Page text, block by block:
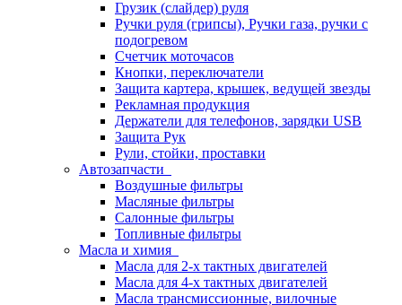
Грузик (слайдер) руля
Ручки руля (грипсы), Ручки газа, ручки с
подогревом
Счетчик моточасов
Кнопки, переключатели
Защита картера, крышек, ведущей звезды
Рекламная продукция
Держатели для телефонов, зарядки USB
Защита Рук
Рули, стойки, проставки
Автозапчасти
Воздушные фильтры
Масляные фильтры
Салонные фильтры
Топливные фильтры
Масла и химия
Масла для 2-х тактных двигателей
Масла для 4-х тактных двигателей
Масла трансмиссионные, вилочные